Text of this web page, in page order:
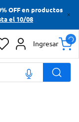
OFF en productos
el 10/08
Ingresar